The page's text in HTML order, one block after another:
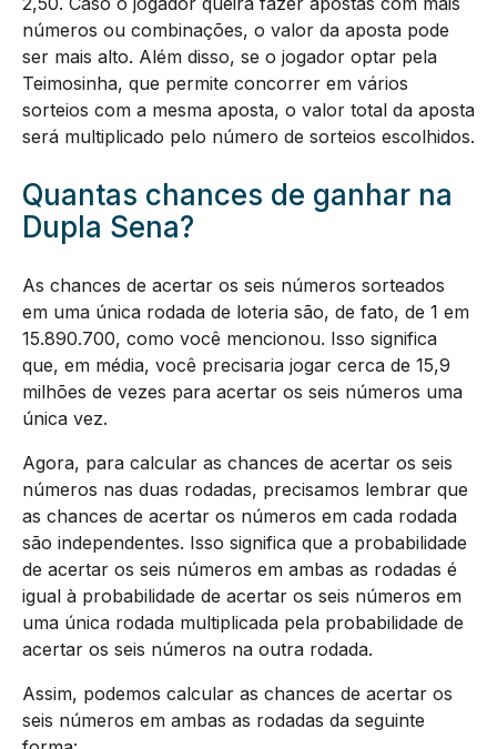
números ou combinações, o valor da aposta pode
ser mais alto. Além disso, se o jogador optar pela
Teimosinha, que permite concorrer em vários
sorteios com a mesma aposta, o valor total da aposta
será multiplicado pelo número de sorteios escolhidos.
Quantas chances de ganhar na
Dupla Sena?
As chances de acertar os seis números sorteados
em uma única rodada de loteria são, de fato, de 1 em
15.890.700, como você mencionou. Isso significa
que, em média, você precisaria jogar cerca de 15,9
milhões de vezes para acertar os seis números uma
única vez.
Agora, para calcular as chances de acertar os seis
números nas duas rodadas, precisamos lembrar que
as chances de acertar os números em cada rodada
são independentes. Isso significa que a probabilidade
de acertar os seis números em ambas as rodadas é
igual à probabilidade de acertar os seis números em
uma única rodada multiplicada pela probabilidade de
acertar os seis números na outra rodada.
Assim, podemos calcular as chances de acertar os
seis números em ambas as rodadas da seguinte